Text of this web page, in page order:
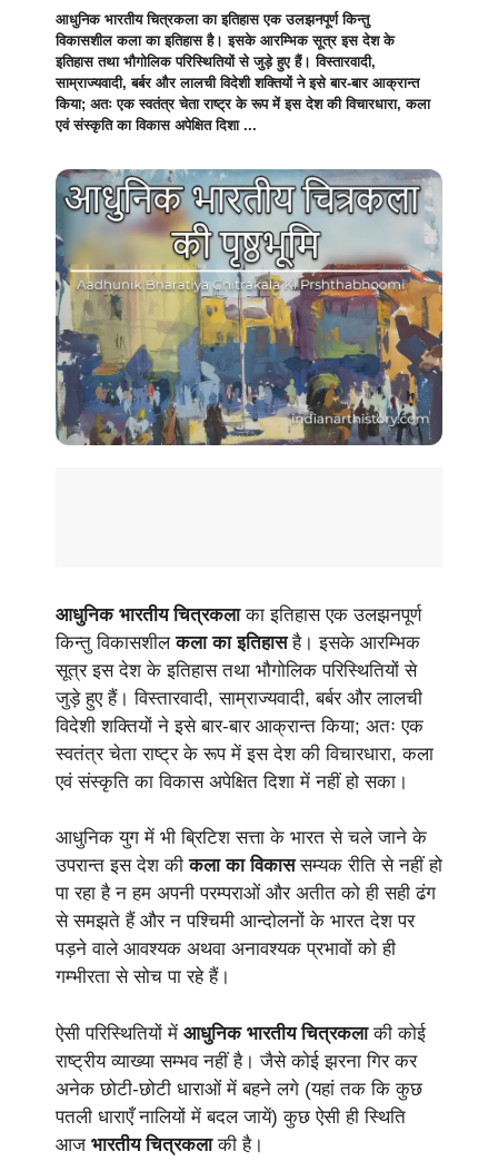
आधुनिक भारतीय चित्रकला का इतिहास एक उलझनपूर्ण किन्तु
विकासशील कला का इतिहास है। इसके आरम्भिक सूत्र इस देश के
इतिहास तथा भौगोलिक परिस्थितियों से जुड़े हुए हैं। विस्तारवादी,
साम्राज्यवादी, बर्बर और लालची विदेशी शक्तियों ने इसे बार-बार आक्रान्त
किया; अतः एक स्वतंत्र चेता राष्ट्र के रूप में इस देश की विचारधारा, कला
एवं संस्कृति का विकास अपेक्षित दिशा ...
आधुनिक भारतीय चित्रकलाका इतिहास एक उलझनपूर्ण
किन्तु विकासशीलकला का इतिहासहै। इसके आरम्भिक
सूत्र इस देश के इतिहास तथा भौगोलिक परिस्थितियों से
जुड़े हुए हैं। विस्तारवादी, साम्राज्यवादी, बर्बर और लालची
विदेशी शक्तियों ने इसे बार-बार आक्रान्त किया; अतः एक
स्वतंत्र चेता राष्ट्र के रूप में इस देश की विचारधारा, कला
एवं संस्कृति का विकास अपेक्षित दिशा में नहीं हो सका।
आधुनिक युग में भी ब्रिटिश सत्ता के भारत से चले जाने के
उपरान्त इस देश कीकला का विकाससम्यक रीति से नहीं हो
पा रहा है न हम अपनी परम्पराओं और अतीत को ही सही ढंग
से समझते हैं और न पश्चिमी आन्दोलनों के भारत देश पर
पड़ने वाले आवश्यक अथवा अनावश्यक प्रभावों को ही
गम्भीरता से सोच पा रहे हैं।
ऐसी परिस्थितियों में आधुनिक भारतीय चित्रकलाकी कोई
राष्ट्रीय व्याख्या सम्भव नहीं है। जैसे कोई झरना गिर कर
अनेक छोटी-छोटी धाराओं में बहने लगे (यहां तक कि कुछ
पतली धाराएँ नालियों में बदल जायें) कुछ ऐसी ही स्थिति
आज भारतीय चित्रकलाकी है।